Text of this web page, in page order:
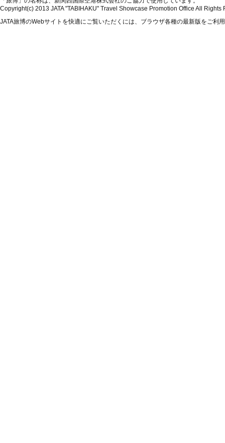
Copyright(c) 2013 JATA "TABIHAKU" Travel Showcase Promotion Office All Rights
JATA旅博のWebサイトを快適にご覧いただくには、ブラウザ各種の最新版をご利